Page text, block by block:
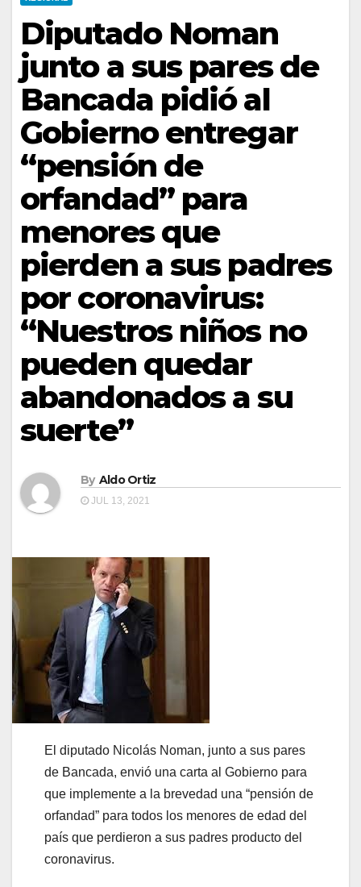
Diputado Noman
junto a sus pares de
Bancada pidió al
Gobierno entregar
“pensión de
orfandad” para
menores que
pierden a sus padres
por coronavirus:
“Nuestros niños no
pueden quedar
abandonados a su
suerte”
By Aldo Ortiz
JUL 13, 2021
El diputado Nicolás Noman, junto a sus pares
de Bancada, envió una carta al Gobierno para
que implemente a la brevedad una “pensión de
orfandad” para todos los menores de edad del
país que perdieron a sus padres producto del
coronavirus.